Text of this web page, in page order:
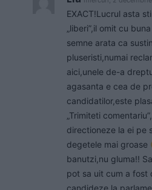
EXACT!Lucrul asta
„liberi”,il omit cu
semne arata ca
pluseristi,numai
aici,unele de-a
agasanta e cea de
candidatilor,este
„Trimiteti
directioneze la ei pe
degetele mai groase
banutzi,nu gluma!!
pot sa uit cum a fost